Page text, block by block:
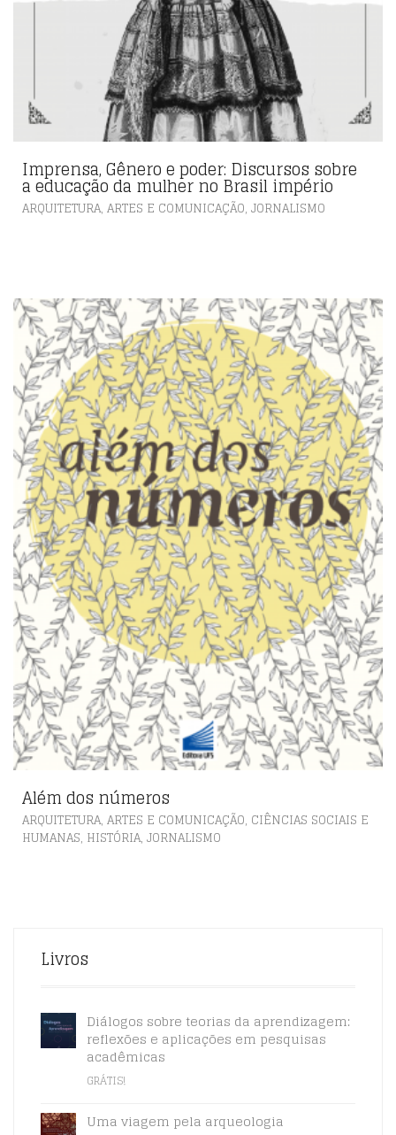
Imprensa, Gênero e poder: Discursos sobre
a educação da mulher no Brasil império
ARQUITETURA, ARTES E COMUNICAÇÃO, JORNALISMO
Além dos números
ARQUITETURA, ARTES E COMUNICAÇÃO, CIÊNCIAS SOCIAIS E
HUMANAS, HISTÓRIA, JORNALISMO
Livros
Diálogos sobre teorias da aprendizagem:
reflexões e aplicações em pesquisas
acadêmicas
GRÁTIS!
Uma viagem pela arqueologia